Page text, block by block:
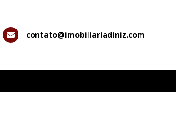
WhatsApp
contato@imobiliariadiniz.com